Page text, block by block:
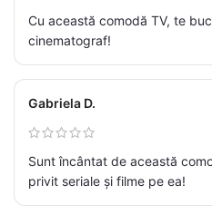
Cu această comodă TV, te
cinematograf!
Gabriela D.
Sunt încântat de această
privit seriale și filme pe ea!